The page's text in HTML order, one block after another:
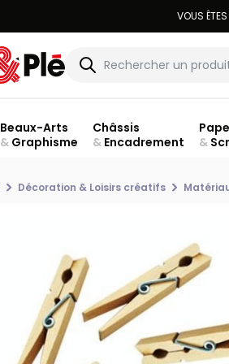
Beaux-Arts
&Graphisme
Châssis
&Encadrement
&
Décoration & Loisirs créatifs